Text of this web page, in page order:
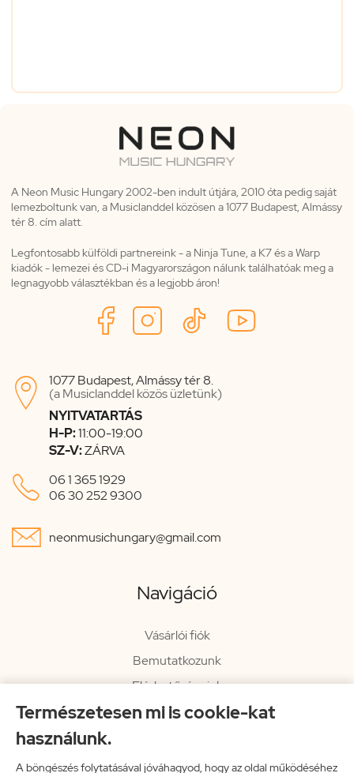
Természetesen mi is cookie-kat
használunk.
A böngészés folytatásával jóváhagyod, hogy az oldal működéséhez
A Neon Music Hungary 2002-ben indult útjára, 2010 óta pedig saját
lemezboltunk van, a Musiclanddel közösen a 1077 Budapest, Almássy
tér 8. cím alatt.
Legfontosabb külföldi partnereink - a Ninja Tune, a K7 és a Warp
kiadók - lemezei és CD-i Magyarországon nálunk találhatóak meg a
legnagyobb választékban és a legjobb áron!

1077 Budapest, Almássy tér 8.
(a Musiclanddel közös üzletünk)
NYITVATARTÁS
H-P:11:00-19:00
SZ-V:ZÁRVA
 06 1 365 1929
06 30 252 9300
 neonmusichungary@gmail.com
Navigáció
Vásárlói fiók
Bemutatkozunk
Elérhetőségeink
Hírlevél
Impresszum